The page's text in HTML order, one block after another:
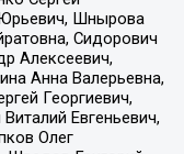
Шнырова
Сидорович
Алексеевич,
Анна Валерьевна,
Георгиевич,
Евгеньевич,
Олег